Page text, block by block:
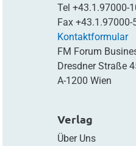
Tel +43.1.97000-
Fax +43.1.97000-
Kontaktformular
FM Forum
Dresdner Straße
A-1200 Wien
Verlag
Über Uns